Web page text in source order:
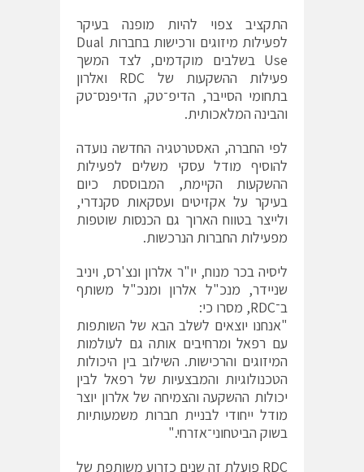
התקציב צפוי להיות מופנה בעיקר
לפעילות מיזוגים ורכישות בחברות Dual
Use בשלבים מוקדמים, לצד המשך
פעילות ההשקעות של RDC ואלרון
בתחומי הסייבר, הדיפ־טק, הדיפנס־טק
והבינה המלאכותית.
לפי החברה, האסטרטגיה החדשה נועדה
להוסיף מודל עסקי משלים לפעילות
ההשקעות הקיימת, המבוססת כיום
בעיקר על אקזיטים ועסקאות סקנדרי,
ולייצר בטווח הארוך גם הכנסות שוטפות
מפעילות החברות הנרכשות.
ליסיה בכר מנוח, יו"ר אלרון ונצ'רס, ויניב
שניידר, מנכ"ל אלרון ומנכ"ל משותף
ב־RDC, מסרו כי:
"אנחנו יוצאים לשלב הבא של השותפות
עם רפאל ומרחיבים אותה גם לעולמות
המיזוגים והרכישות. השילוב בין היכולות
הטכנולוגיות והמבצעיות של רפאל לבין
יכולות ההשקעה והצמיחה של אלרון יוצר
מודל ייחודי לבניית חברות משמעותיות
בשוק הביטחוני־אזרחי."
RDC פועלת זה שנים כזרוע משותפת של